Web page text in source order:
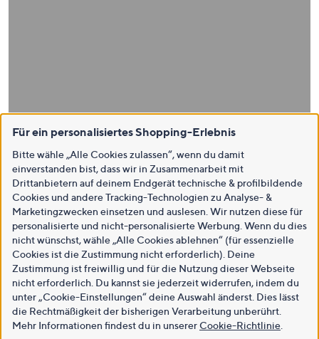
Für ein personalisiertes Shopping-Erlebnis
Bitte wähle „Alle Cookies zulassen“, wenn du damit
einverstanden bist, dass wir in Zusammenarbeit mit
Drittanbietern auf deinem Endgerät technische & profilbildende
Cookies und andere Tracking-Technologien zu Analyse- &
Marketingzwecken einsetzen und auslesen. Wir nutzen diese für
personalisierte und nicht-personalisierte Werbung. Wenn du dies
nicht wünschst, wähle „Alle Cookies ablehnen“ (für essenzielle
Cookies ist die Zustimmung nicht erforderlich). Deine
Zustimmung ist freiwillig und für die Nutzung dieser Webseite
nicht erforderlich. Du kannst sie jederzeit widerrufen, indem du
unter „Cookie-Einstellungen“ deine Auswahl änderst. Dies lässt
die Rechtmäßigkeit der bisherigen Verarbeitung unberührt.
Mehr Informationen findest du in unsererCookie-Richtlinie